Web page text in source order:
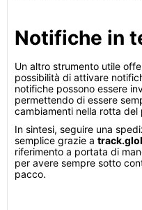
Notifiche in
Un altro strumento utile
possibilità di attivare
notifiche possono essere
permettendo di essere
cambiamenti nella rotta
In sintesi, seguire una
semplice grazie a
riferimento a portata di
per avere sempre sotto
pacco.